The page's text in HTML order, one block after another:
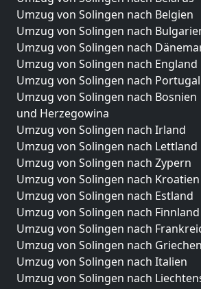
Umzug von Solingen nach Belgien
Umzug von Solingen nach
Umzug von Solingen nach
Umzug von Solingen nach England
Umzug von Solingen nach Portugal
Umzug von Solingen nach Bosnien
und Herzegowina
Umzug von Solingen nach Irland
Umzug von Solingen nach Lettland
Umzug von Solingen nach Zypern
Umzug von Solingen nach Kroatien
Umzug von Solingen nach Estland
Umzug von Solingen nach Finnland
Umzug von Solingen nach
Umzug von Solingen nach
Umzug von Solingen nach Italien
Umzug von Solingen nach